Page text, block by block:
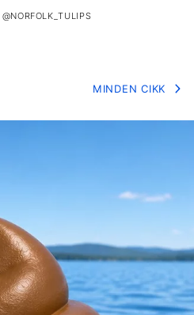
MINDEN CIKK